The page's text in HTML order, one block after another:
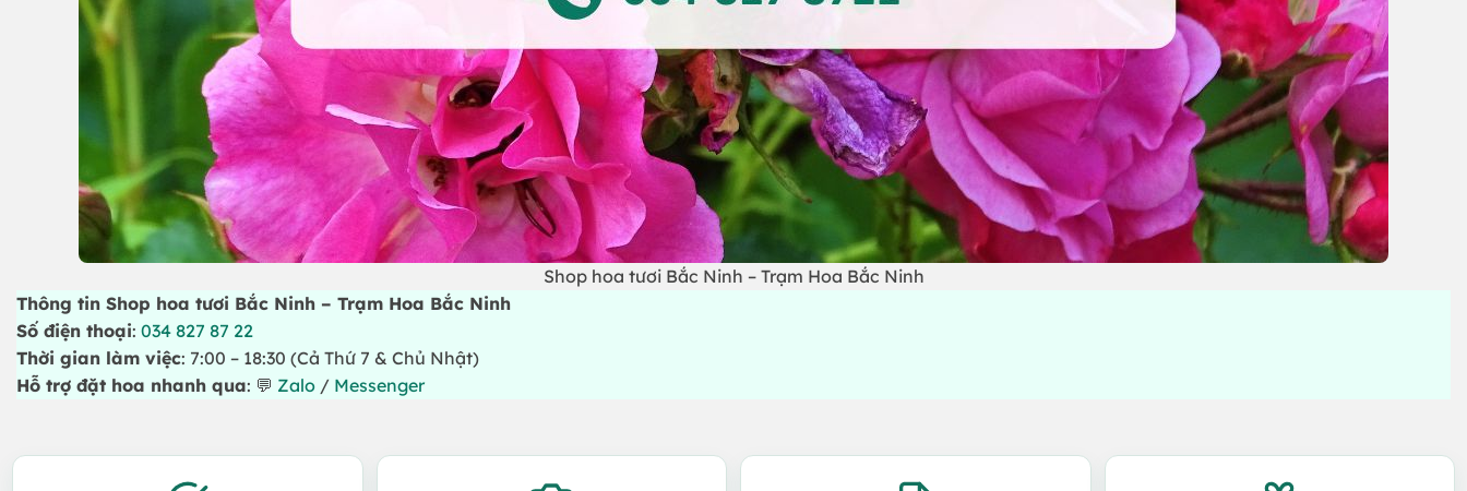
Shop hoa tươi Bắc Ninh – Trạm Hoa Bắc Ninh
Thông tin Shop hoa tươi Bắc Ninh – Trạm Hoa Bắc Ninh
Số điện thoại: 034 827 87 22
Thời gian làm việc: 7:00 – 18:30 (Cả Thứ 7 & Chủ Nhật)
Hỗ trợ đặt hoa nhanh qua: 💬 Zalo / Messenger